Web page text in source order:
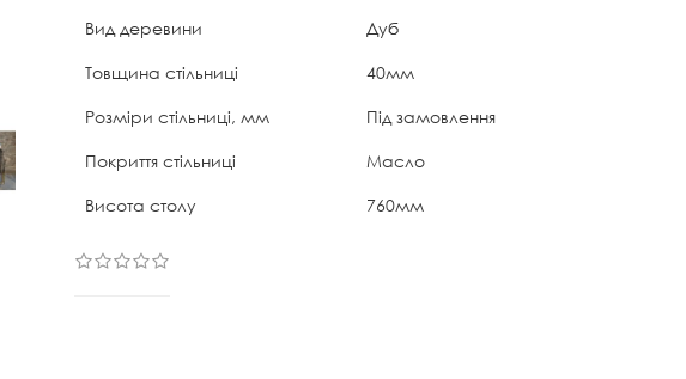
Вид деревини
Дуб
Товщина стільниці
40мм
Розміри стільниці, мм
Під замовлення
Покриття стільниці
Масло
Висота столу
760мм